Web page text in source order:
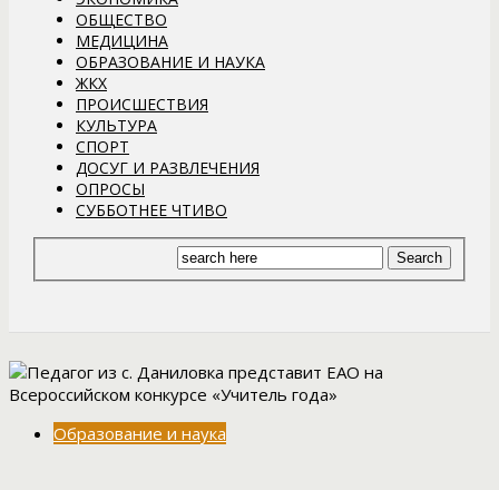
ОБЩЕСТВО
МЕДИЦИНА
ОБРАЗОВАНИЕ И НАУКА
ЖКХ
ПРОИСШЕСТВИЯ
КУЛЬТУРА
СПОРТ
ДОСУГ И РАЗВЛЕЧЕНИЯ
ОПРОСЫ
СУББОТНЕЕ ЧТИВО
Образование и наука